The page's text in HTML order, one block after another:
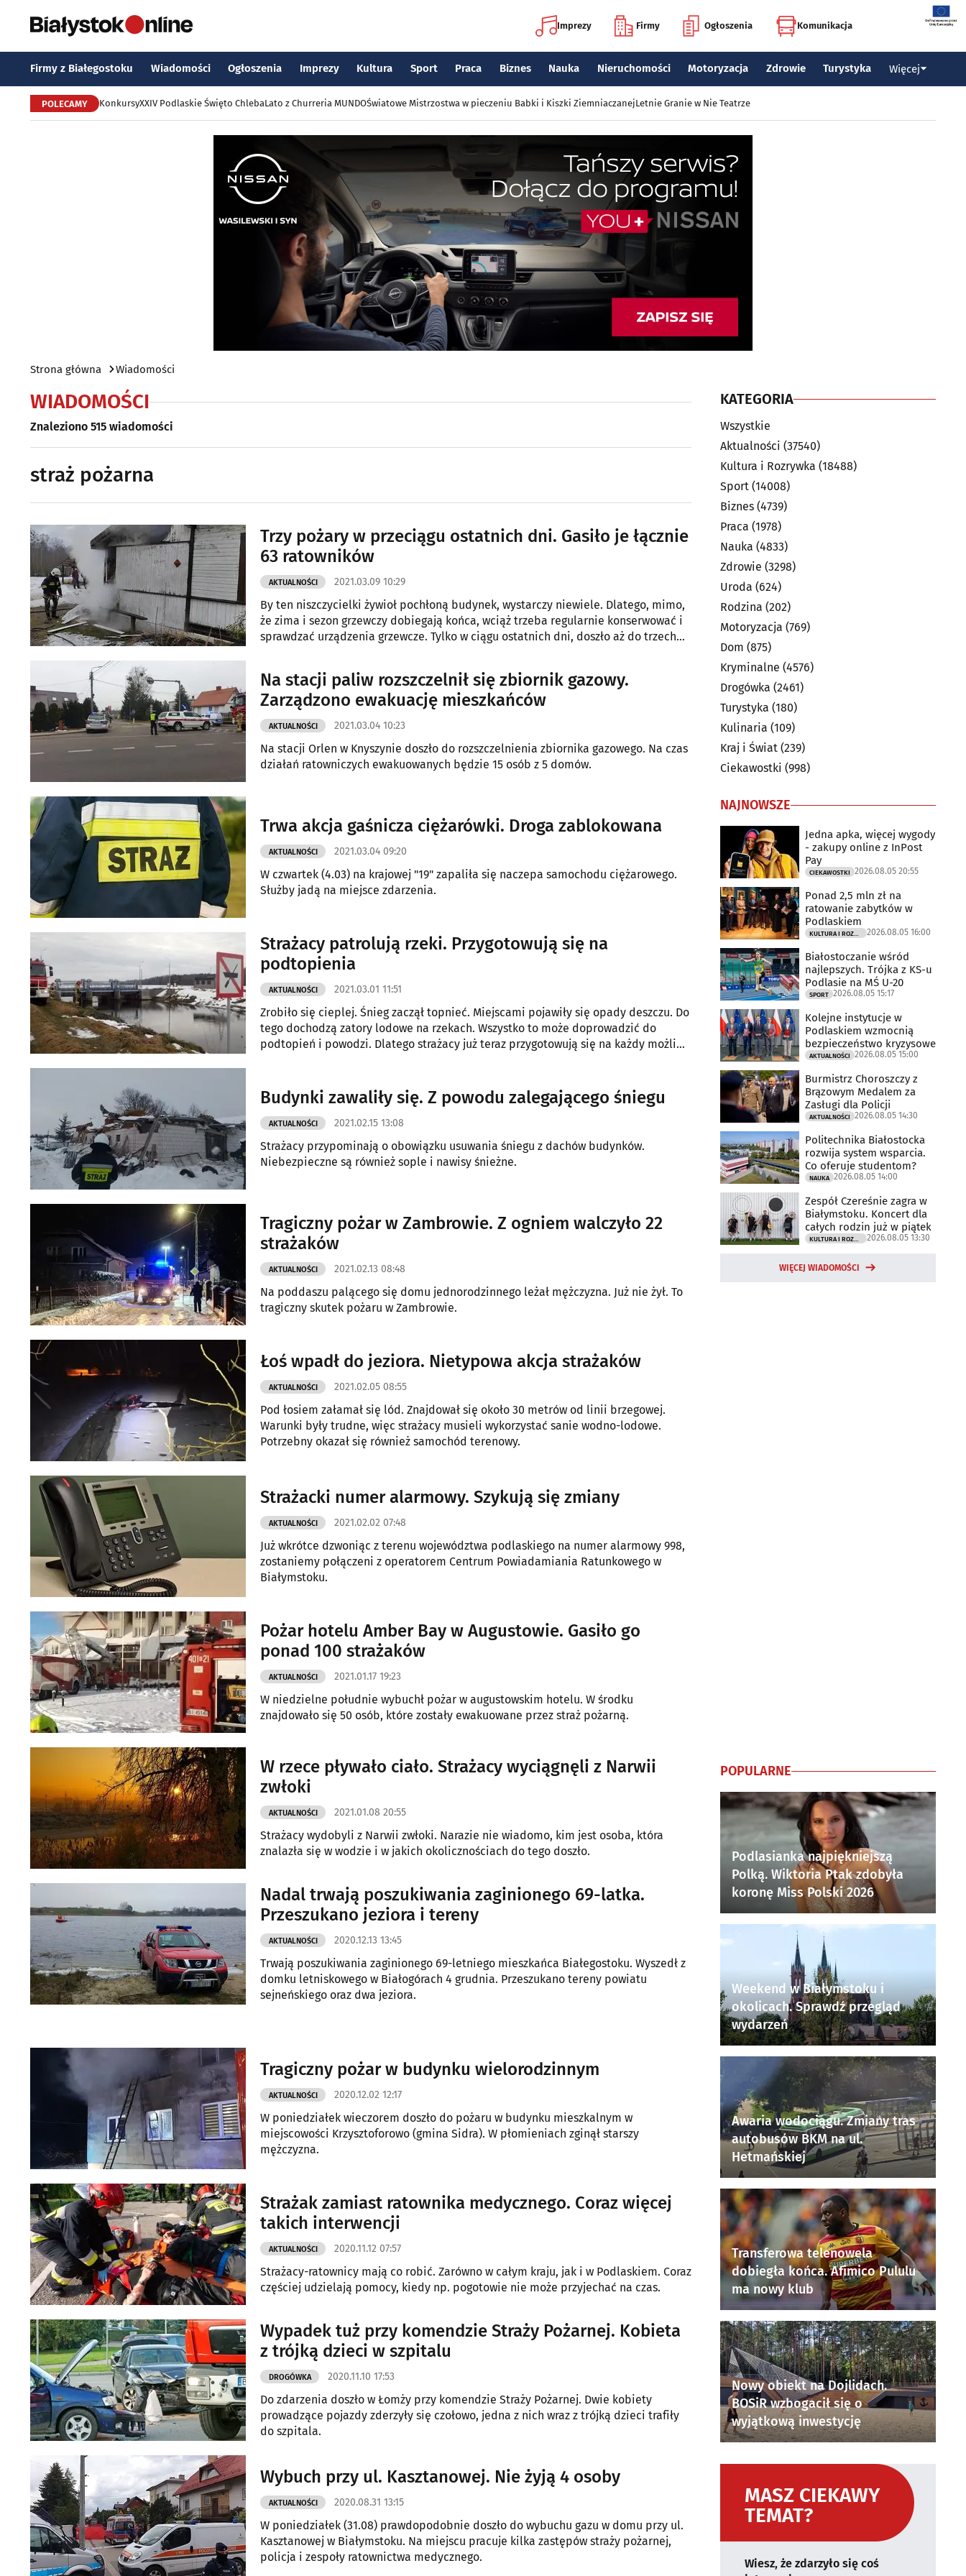
Imprezy Firmy Ogłoszenia Komunikacja
Firmy z Białegostoku Wiadomości Ogłoszenia Imprezy Kultura Sport Praca Biznes Nauka Nieruchomości Motoryzacja Zdrowie Turystyka Więcej
POLECAMY KonkursyXXIV Podlaskie Święto ChlebaLato z Churreria MUNDOŚwiatowe Mistrzostwa w pieczeniu Babki i Kiszki ZiemniaczanejLetnie Granie w Nie Teatrze
Strona główna Wiadomości
WIADOMOŚCI
Znaleziono 515 wiadomości
straż pożarna
Trzy pożary w przeciągu ostatnich dni. Gasiło je łącznie
63 ratowników
AKTUALNOŚCI 2021.03.09 10:29
By ten niszczycielki żywioł pochłoną budynek, wystarczy niewiele. Dlatego, mimo,
że zima i sezon grzewczy dobiegają końca, wciąż trzeba regularnie konserwować i
sprawdzać urządzenia grzewcze. Tylko w ciągu ostatnich dni, doszło aż do trzech
Na stacji paliw rozszczelnił się zbiornik gazowy.
Zarządzono ewakuację mieszkańców
AKTUALNOŚCI 2021.03.04 10:23
Na stacji Orlen w Knyszynie doszło do rozszczelnienia zbiornika gazowego. Na czas
działań ratowniczych ewakuowanych będzie 15 osób z 5 domów.
Trwa akcja gaśnicza ciężarówki. Droga zablokowana
AKTUALNOŚCI 2021.03.04 09:20
W czwartek (4.03) na krajowej "19" zapaliła się naczepa samochodu ciężarowego.
Służby jadą na miejsce zdarzenia.
Strażacy patrolują rzeki. Przygotowują się na
podtopienia
AKTUALNOŚCI 2021.03.01 11:51
Zrobiło się cieplej. Śnieg zaczął topnieć. Miejscami pojawiły się opady deszczu. Do
tego dochodzą zatory lodowe na rzekach. Wszystko to może doprowadzić do
podtopień i powodzi. Dlatego strażacy już teraz przygotowują się na każdy możliwy
Budynki zawaliły się. Z powodu zalegającego śniegu
AKTUALNOŚCI 2021.02.15 13:08
Strażacy przypominają o obowiązku usuwania śniegu z dachów budynków.
Niebezpieczne są również sople i nawisy śnieżne.
Tragiczny pożar w Zambrowie. Z ogniem walczyło 22
strażaków
AKTUALNOŚCI 2021.02.13 08:48
Na poddaszu palącego się domu jednorodzinnego leżał mężczyzna. Już nie żył. To
tragiczny skutek pożaru w Zambrowie.
Łoś wpadł do jeziora. Nietypowa akcja strażaków
AKTUALNOŚCI 2021.02.05 08:55
Pod łosiem załamał się lód. Znajdował się około 30 metrów od linii brzegowej.
Warunki były trudne, więc strażacy musieli wykorzystać sanie wodno-lodowe.
Potrzebny okazał się również samochód terenowy.
Strażacki numer alarmowy. Szykują się zmiany
AKTUALNOŚCI 2021.02.02 07:48
Już wkrótce dzwoniąc z terenu województwa podlaskiego na numer alarmowy 998,
zostaniemy połączeni z operatorem Centrum Powiadamiania Ratunkowego w
Białymstoku.
Pożar hotelu Amber Bay w Augustowie. Gasiło go
ponad 100 strażaków
AKTUALNOŚCI 2021.01.17 19:23
W niedzielne południe wybuchł pożar w augustowskim hotelu. W środku
znajdowało się 50 osób, które zostały ewakuowane przez straż pożarną.
W rzece pływało ciało. Strażacy wyciągnęli z Narwii
zwłoki
AKTUALNOŚCI 2021.01.08 20:55
Strażacy wydobyli z Narwii zwłoki. Narazie nie wiadomo, kim jest osoba, która
znalazła się w wodzie i w jakich okolicznościach do tego doszło.
Nadal trwają poszukiwania zaginionego 69-latka.
Przeszukano jeziora i tereny
AKTUALNOŚCI 2020.12.13 13:45
Trwają poszukiwania zaginionego 69-letniego mieszkańca Białegostoku. Wyszedł z
domku letniskowego w Białogórach 4 grudnia. Przeszukano tereny powiatu
sejneńskiego oraz dwa jeziora.
Tragiczny pożar w budynku wielorodzinnym
AKTUALNOŚCI 2020.12.02 12:17
W poniedziałek wieczorem doszło do pożaru w budynku mieszkalnym w
miejscowości Krzysztoforowo (gmina Sidra). W płomieniach zginął starszy
mężczyzna.
Strażak zamiast ratownika medycznego. Coraz więcej
takich interwencji
AKTUALNOŚCI 2020.11.12 07:57
Strażacy-ratownicy mają co robić. Zarówno w całym kraju, jak i w Podlaskiem. Coraz
częściej udzielają pomocy, kiedy np. pogotowie nie może przyjechać na czas.
Wypadek tuż przy komendzie Straży Pożarnej. Kobieta
z trójką dzieci w szpitalu
DROGÓWKA 2020.11.10 17:53
Do zdarzenia doszło w Łomży przy komendzie Straży Pożarnej. Dwie kobiety
prowadzące pojazdy zderzyły się czołowo, jedna z nich wraz z trójką dzieci trafiły
do szpitala.
Wybuch przy ul. Kasztanowej. Nie żyją 4 osoby
AKTUALNOŚCI 2020.08.31 13:15
W poniedziałek (31.08) prawdopodobnie doszło do wybuchu gazu w domu przy ul.
Kasztanowej w Białymstoku. Na miejscu pracuje kilka zastępów straży pożarnej,
policja i zespoły ratownictwa medycznego.
KATEGORIA
Wszystkie
Aktualności (37540)
Kultura i Rozrywka (18488)
Sport (14008)
Biznes (4739)
Praca (1978)
Nauka (4833)
Zdrowie (3298)
Uroda (624)
Rodzina (202)
Motoryzacja (769)
Dom (875)
Kryminalne (4576)
Drogówka (2461)
Turystyka (180)
Kulinaria (109)
Kraj i Świat (239)
Ciekawostki (998)
NAJNOWSZE
Jedna apka, więcej wygody
- zakupy online z InPost
Pay
CIEKAWOSTKI 2026.08.05 20:55
Ponad 2,5 mln zł na
ratowanie zabytków w
Podlaskiem
2026.08.05 16:00
Białostoczanie wśród
najlepszych. Trójka z KS-u
Podlasie na MŚ U-20
SPORT 2026.08.05 15:17
Kolejne instytucje w
Podlaskiem wzmocnią
bezpieczeństwo kryzysowe
AKTUALNOŚCI 2026.08.05 15:00
Burmistrz Choroszczy z
Brązowym Medalem za
Zasługi dla Policji
AKTUALNOŚCI 2026.08.05 14:30
Politechnika Białostocka
rozwija system wsparcia.
Co oferuje studentom?
NAUKA 2026.08.05 14:00
Zespół Czereśnie zagra w
Białymstoku. Koncert dla
całych rodzin już w piątek
2026.08.05 13:30
WIĘCEJ WIADOMOŚCI
POPULARNE
Podlasianka najpiękniejszą
Polką. Wiktoria Ptak zdobyła
koronę Miss Polski 2026
Weekend w Białymstoku i
okolicach. Sprawdź przegląd
wydarzeń
Awaria wodociągu. Zmiany tras
autobusów BKM na ul.
Hetmańskiej
Transferowa telenowela
dobiegła końca. Afimico Pululu
ma nowy klub
Nowy obiekt na Dojlidach.
BOSiR wzbogacił się o
wyjątkową inwestycję
MASZ CIEKAWY
TEMAT?
Wiesz, że zdarzyło się coś